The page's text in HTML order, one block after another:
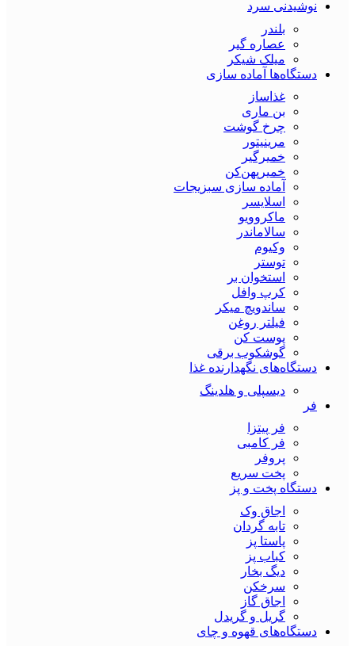
نوشیدنی سرد
بلندر
عصاره گیر
میلک شیکر
دستگاه‌ها آماده سازی
غذاساز
بن ماری
چرخ گوشت
مرینیتور
خمیرگیر
خمیر‌پهن‌کن
آماده سازی سبزیجات
اسلایسر
ماکروویو
سالاماندر
وکیوم
توستر
استخوان بر
کرپ وافل
ساندویچ میکر
فیلتر روغن
پوست کن
گوشکوب برقی
دستگاه‌های نگهدارنده غذا
دیسپلی و هلدینگ
فر
فر پیتزا
فر کامبی
پروفر
پخت سریع
دستگاه‌ پخت و پز
اجاق وک
تابه گردان
پاستا پز
کباب پز
دیگ بخار
سرخکن
اجاق گاز
گریل و گریدل
دستگاه‌های قهوه و چای